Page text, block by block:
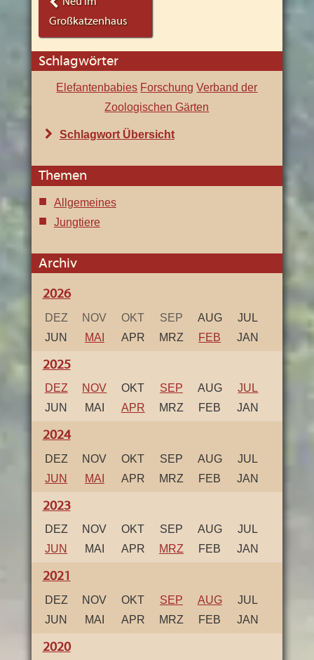
Navigation
Neu im
Großkatzenhaus
Schlagwörter
Elefantenbabies Forschung Verband der
Zoologischen Gärten
Schlagwort Übersicht
Themen
Allgemeines
Jungtiere
Archiv
2026
DEZ NOV OKT SEP AUG
JUL
JUN
MAI APR MRZ FEB JAN
2025
DEZ NOV OKT SEP AUG
JUL
JUN
MAI APR MRZ FEB JAN
2024
DEZ NOV OKT SEP AUG
JUL
JUN
MAI APR MRZ FEB JAN
2023
DEZ NOV OKT SEP AUG
JUL
JUN
MAI APR MRZ FEB JAN
2021
DEZ NOV OKT SEP AUG
JUL
JUN
MAI APR MRZ FEB JAN
2020